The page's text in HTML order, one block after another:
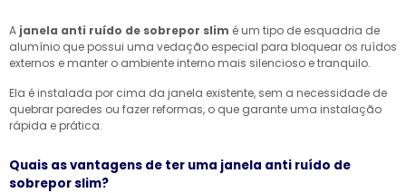
A janela anti ruído de sobrepor slim é um tipo de esquadria de
alumínio que possui uma vedação especial para bloquear os ruídos
externos e manter o ambiente interno mais silencioso e tranquilo.
Ela é instalada por cima da janela existente, sem a necessidade de
quebrar paredes ou fazer reformas, o que garante uma instalação
rápida e prática.
Quais as vantagens de ter uma janela anti ruído de
sobrepor slim?